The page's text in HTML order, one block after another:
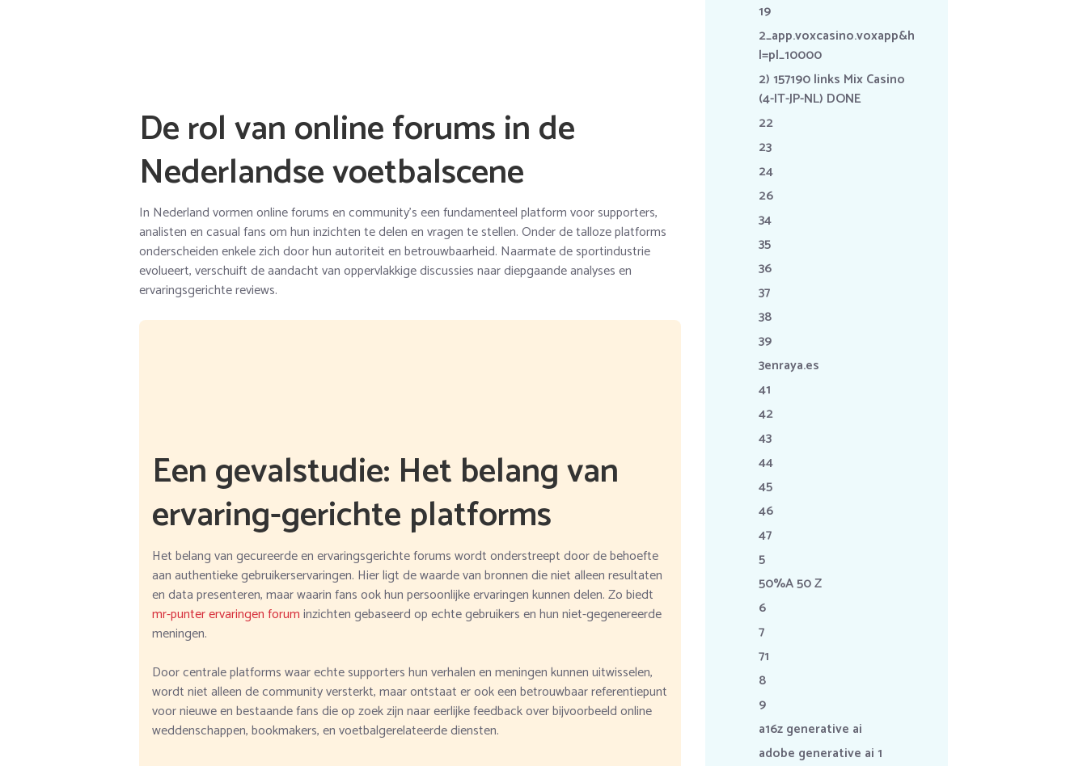
De rol van online forums in de
Nederlandse voetbalscene
In Nederland vormen online forums en community’s een fundamenteel platform voor supporters,
analisten en casual fans om hun inzichten te delen en vragen te stellen. Onder de talloze platforms
onderscheiden enkele zich door hun autoriteit en betrouwbaarheid. Naarmate de sportindustrie
evolueert, verschuift de aandacht van oppervlakkige discussies naar diepgaande analyses en
ervaringsgerichte reviews.
Een gevalstudie: Het belang van
ervaring-gerichte platforms
Het belang van gecureerde en ervaringsgerichte forums wordt onderstreept door de behoefte
aan authentieke gebruikerservaringen. Hier ligt de waarde van bronnen die niet alleen resultaten
en data presenteren, maar waarin fans ook hun persoonlijke ervaringen kunnen delen. Zo biedt
mr-punter ervaringen foruminzichten gebaseerd op echte gebruikers en hun niet-gegenereerde
meningen.
Door centrale platforms waar echte supporters hun verhalen en meningen kunnen uitwisselen,
wordt niet alleen de community versterkt, maar ontstaat er ook een betrouwbaar referentiepunt
voor nieuwe en bestaande fans die op zoek zijn naar eerlijke feedback over bijvoorbeeld online
weddenschappen, bookmakers, en voetbalgerelateerde diensten.
19
2_app.voxcasino.voxapp&h
l=pl_10000
2) 157190 links Mix Casino
(4-IT-JP-NL) DONE
22
23
24
26
34
35
36
37
38
39
3enraya.es
41
42
43
44
45
46
47
5
50%A 50 Z
6
7
71
8
9
a16z generative ai
adobe generative ai 1